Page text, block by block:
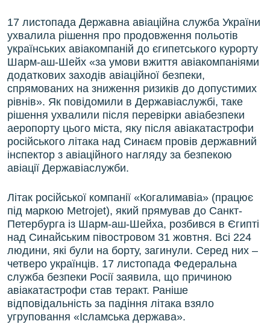
17 листопада Державна авіаційна служба України
ухвалила рішення про продовження польотів
українських авіакомпаній до єгипетського курорту
Шарм-аш-Шейх «за умови вжиття авіакомпаніями
додаткових заходів авіаційної безпеки,
спрямованих на зниження ризиків до допустимих
рівнів». Як повідомили в Державіаслужбі, таке
рішення ухвалили після перевірки авіабезпеки
аеропорту цього міста, яку після авіакатастрофи
російського літака над Синаєм провів державний
інспектор з авіаційного нагляду за безпекою
авіації Державіаслужби.
Літак російської компанії «Когалимавіа» (працює
під маркою Metrojet), який прямував до Санкт-
Петербурга із Шарм-аш-Шейха, розбився в Єгипті
над Синайським півостровом 31 жовтня. Всі 224
людини, які були на борту, загинули. Серед них –
четверо українців. 17 листопада Федеральна
служба безпеки Росії заявила, що причиною
авіакатастрофи став теракт. Раніше
відповідальність за падіння літака взяло
угруповання «Ісламська держава».